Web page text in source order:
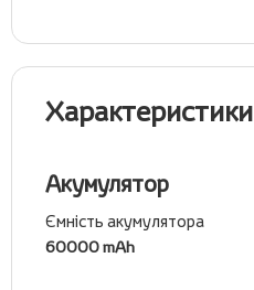
Характеристики
Акумулятор
Ємність акумулятора
60000 mAh